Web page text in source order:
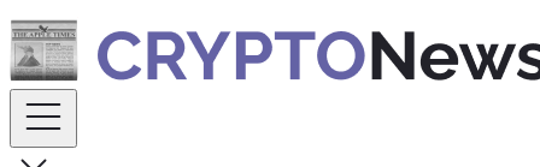
Skip
to
content